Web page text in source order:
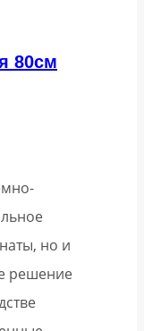
80см
но и
решение